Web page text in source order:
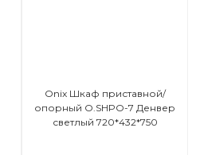
Onix Шкаф приставной/
опорный O.SHPO-7 Денвер
светлый 720*432*750